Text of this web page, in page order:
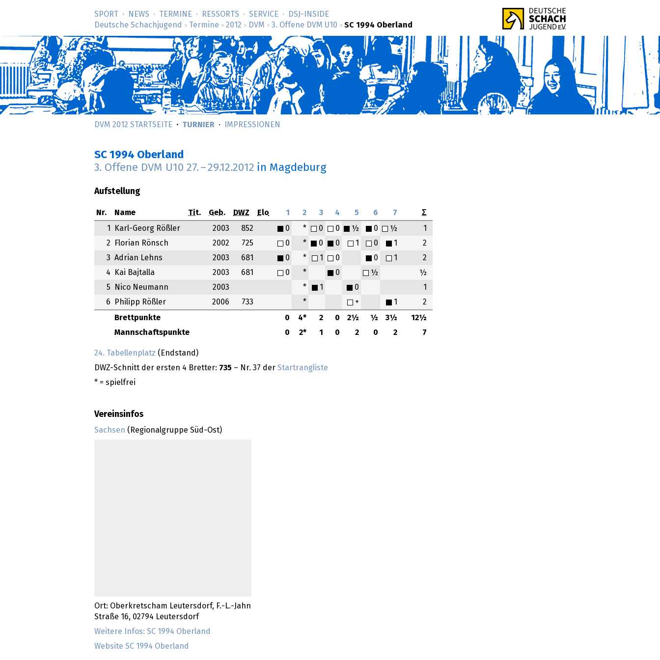
SPORT NEWS TERMINE RESSORTS SERVICE
DSJ-­INSIDE
Deutsche Schachjugend
> Termine > 2012 > DVM > 3. Offene DVM U10 > SC 1994 Oberland
DVM 2012 STARTSEITE TURNIER IMPRESSIONEN
SC 1994 Oberland
3. Offene DVM U10 27. –29.12.2012 in Magdeburg
Aufstellung
Nr. Name Tit. Geb. DWZ Elo 1 2 3 4 5 6 7 Σ
Brettpunkte 0 4* 2 0 2½ ½ 3½
12½
Mannschaftspunkte
0 2* 1 0 2 0 2 7
1 Karl-Georg Rößler 2003 852 0 * 0 0 ½ 0 ½
1
2
Florian Rönsch 2002 725 0 * 0 0 1 0 1
2
3 Adrian Lehns 2003 681 0 * 1 0 0 1
2
4
Kai Bajtalla 2003 681 0 * 0 ½
½
5
Nico Neumann 2003 * 1 0
1
6
Philipp Rößler 2006 733 * + 1 2
24. Tabellenplatz (Endstand)
DWZ-Schnitt der ersten 4 Bretter: 735 – Nr. 37 der Startrangliste
* = spielfrei
Vereinsinfos
Sachsen (Regionalgruppe Süd-Ost)
Ort: Oberkretscham Leutersdorf, F.-L.-Jahn
Straße 16, 02794 Leutersdorf
Weitere Infos: SC 1994 Oberland
Website SC 1994 Oberland